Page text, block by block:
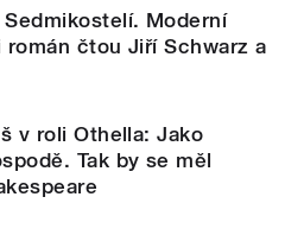
Sedmikostelí. Moderní
čtou Jiří Schwarz a
v roli Othella: Jako
Tak by se měl